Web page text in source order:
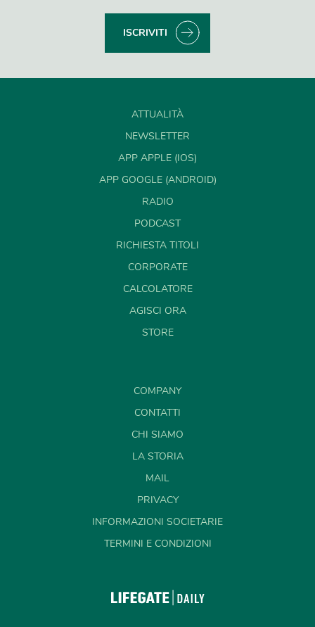
ISCRIVITI
ATTUALITÀ
NEWSLETTER
APP APPLE (IOS)
APP GOOGLE (ANDROID)
RADIO
PODCAST
RICHIESTA TITOLI
CORPORATE
CALCOLATORE
AGISCI ORA
STORE
COMPANY
CONTATTI
CHI SIAMO
LA STORIA
MAIL
PRIVACY
INFORMAZIONI SOCIETARIE
TERMINI E CONDIZIONI